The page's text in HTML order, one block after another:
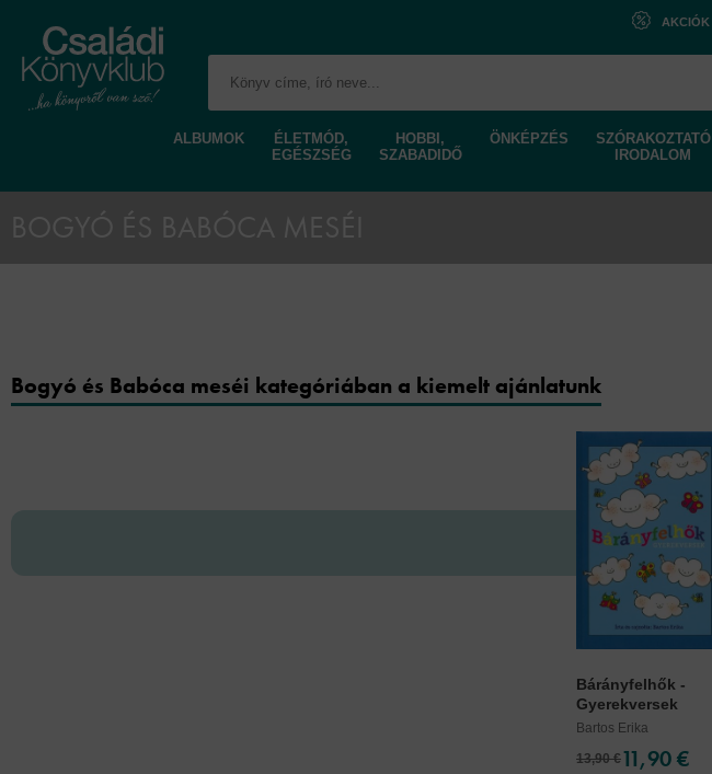
AKCIÓK
ALBUMOK
ÉLETMÓD,
EGÉSZSÉG
HOBBI,
SZABADIDŐ
ÖNKÉPZÉS
SZÓRAKOZTATÓ
IRODALOM
Bogyó és Babóca meséi kategóriában a kiemelt ajánlatunk
Bárányfelhők -
Gyerekversek
Bartos Erika
13,90 €11,90 €